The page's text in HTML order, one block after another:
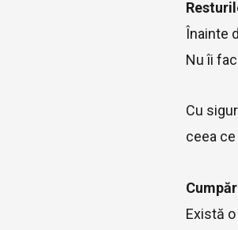
Înainte
Nu îi
Cu
ceea
Există